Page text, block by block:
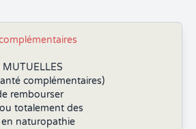
MUTUELLES
complémentaires)
rembourser
totalement des
naturopathie